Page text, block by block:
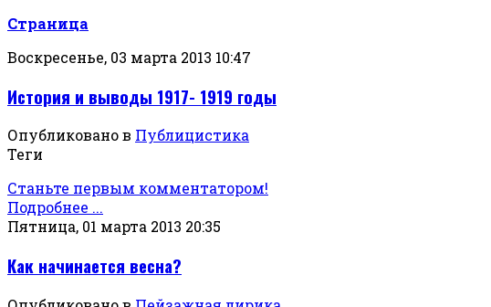
Страница
Воскресенье, 03 марта 2013 10:47
История и выводы 1917- 1919 годы
Опубликовано в Публицистика
Теги
Станьте первым комментатором!
Подробнее ...
Пятница, 01 марта 2013 20:35
Как начинается весна?